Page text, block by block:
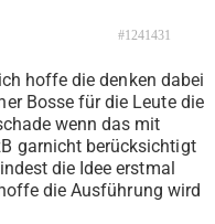
#1241431
hoffe die denken dabei
Bosse für die Leute die
wenn das mit
garnicht berücksichtigt
die Idee erstmal
die Ausführung wird